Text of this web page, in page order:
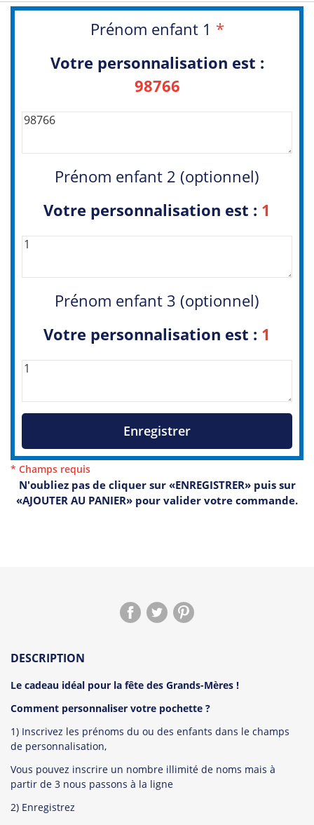
Prénom enfant 1 *
Votre personnalisation est :
98766
Prénom enfant 2 (optionnel)
Votre personnalisation est : 1
Prénom enfant 3 (optionnel)
Votre personnalisation est : 1
Enregistrer
* Champs requis
N'oubliez pas de cliquer sur «ENREGISTRER» puis sur
«AJOUTER AU PANIER» pour valider votre commande.
DESCRIPTION
Le cadeau idéal pour la fête des Grands-Mères !
Comment personnaliser votre pochette ?
1) Inscrivez les prénoms du ou des enfants dans le champs
de personnalisation,
Vous pouvez inscrire un nombre illimité de noms mais à
partir de 3 nous passons à la ligne
2) Enregistrez